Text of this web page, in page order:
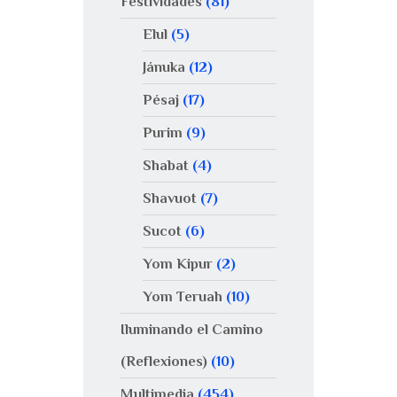
Elul(5)
Jánuka (12)
Pésaj(17)
Purim (9)
Shabat(4)
Shavuot(7)
Sucot(6)
Yom Kipur(2)
Yom Teruah (10)
Iluminando el Camino
(Reflexiones) (10)